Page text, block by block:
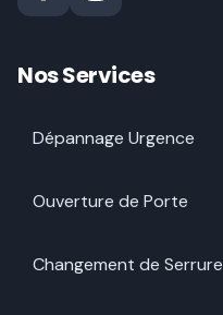
Nos Services
Dépannage Urgence
Ouverture de Porte
Changement de Serrure